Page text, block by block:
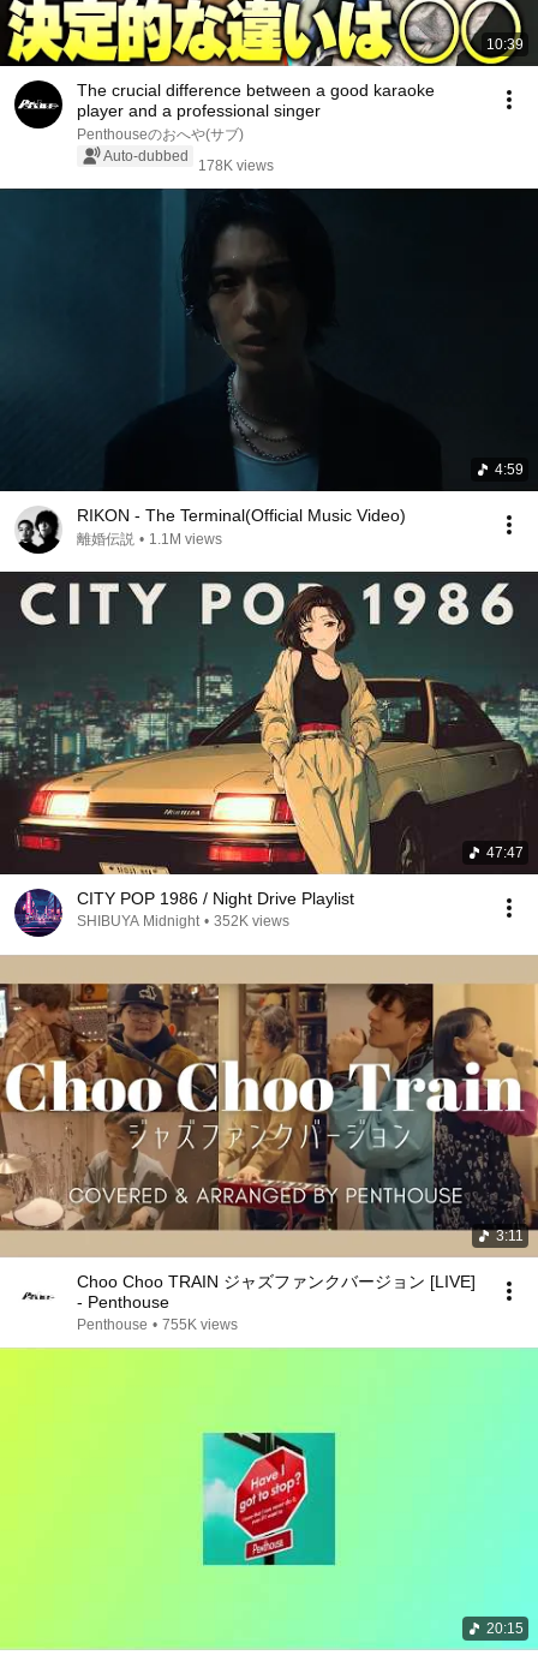
10:39
The crucial difference between a good karaoke
player and a professional singer
Penthouseのおへや(サブ)
Auto-dubbed
178K views
4:59
RIKON - The Terminal(Official Music Video)
離婚伝説 • 1.1M views
47:47
CITY POP 1986 / Night Drive Playlist
SHIBUYA Midnight • 352K views
3:11
Choo Choo TRAIN ジャズファンクバージョン [LIVE]
- Penthouse
Penthouse • 755K views
20:15